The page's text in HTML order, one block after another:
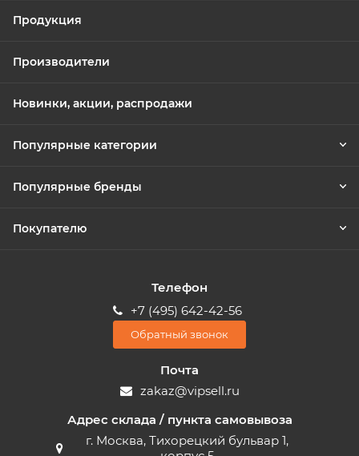
Продукция
Производители
Новинки, акции, распродажи
Популярные категории
Популярные бренды
Покупателю
Телефон
+7 (495) 642-42-56
Обратный звонок
Почта
zakaz@vipsell.ru
Адрес склада / пункта самовывоза
г. Москва, Тихорецкий бульвар 1,